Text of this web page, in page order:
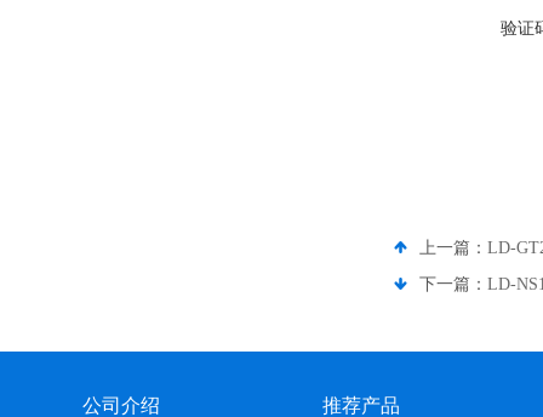
验证
上一篇： LD-
下一篇： LD-
公司介绍 推荐产品